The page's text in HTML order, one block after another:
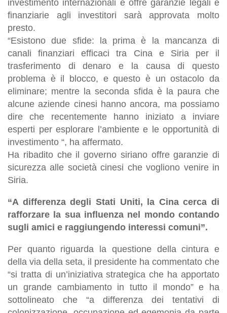
investimento internazionali e offre garanzie legali e
finanziarie agli investitori sarà approvata molto
presto.
“Esistono due sfide: la prima è la mancanza di
canali finanziari efficaci tra Cina e Siria per il
trasferimento di denaro e la causa di questo
problema è il blocco, e questo è un ostacolo da
eliminare; mentre la seconda sfida è la paura che
alcune aziende cinesi hanno ancora, ma possiamo
dire che recentemente hanno iniziato a inviare
esperti per esplorare l’ambiente e le opportunità di
investimento “, ha affermato.
Ha ribadito che il governo siriano offre garanzie di
sicurezza alle società cinesi che vogliono venire in
Siria.
“A differenza degli Stati Uniti, la Cina cerca di
rafforzare la sua influenza nel mondo contando
sugli amici e raggiungendo interessi comuni”.
Per quanto riguarda la questione della cintura e
della via della seta, il presidente ha commentato che
“si tratta di un’iniziativa strategica che ha apportato
un grande cambiamento in tutto il mondo” e ha
sottolineato che “a differenza dei tentativi di